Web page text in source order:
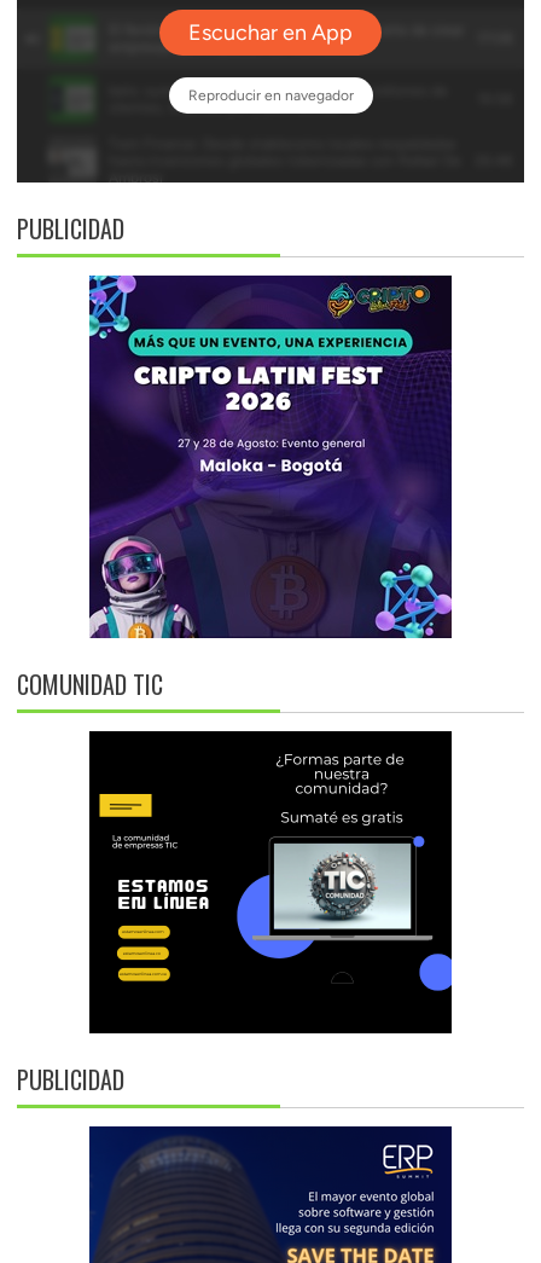
PUBLICIDAD
COMUNIDAD TIC
PUBLICIDAD